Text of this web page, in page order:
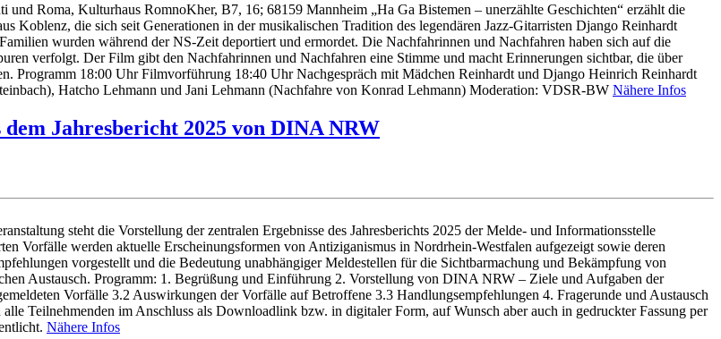
Roma, Kulturhaus RomnoKher, B7, 16; 68159 Mannheim „Ha Ga Bistemen – unerzählte Geschichten“ erzählt die
Koblenz, die sich seit Generationen in der musikalischen Tradition des legendären Jazz-Gitarristen Django Reinhardt
wurden während der NS-Zeit deportiert und ermordet. Die Nachfahrinnen und Nachfahren haben sich auf die
verfolgt. Der Film gibt den Nachfahrinnen und Nachfahren eine Stimme und macht Erinnerungen sichtbar, die über
Programm 18:00 Uhr Filmvorführung 18:40 Uhr Nachgespräch mit Mädchen Reinhardt und Django Heinrich Reinhardt
Hatcho Lehmann und Jani Lehmann (Nachfahre von Konrad Lehmann) Moderation: VDSR-BW Nähere Infos
Jahresbericht 2025 von DINA NRW
steht die Vorstellung der zentralen Ergebnisse des Jahresberichts 2025 der Melde- und Informationsstelle
Vorfälle werden aktuelle Erscheinungsformen von Antiziganismus in Nordrhein-Westfalen aufgezeigt sowie deren
vorgestellt und die Bedeutung unabhängiger Meldestellen für die Sichtbarmachung und Bekämpfung von
Austausch. Programm: 1. Begrüßung und Einführung 2. Vorstellung von DINA NRW – Ziele und Aufgaben der
Vorfälle 3.2 Auswirkungen der Vorfälle auf Betroffene 3.3 Handlungsempfehlungen 4. Fragerunde und Austausch
Teilnehmenden im Anschluss als Downloadlink bzw. in digitaler Form, auf Wunsch aber auch in gedruckter Fassung per
Nähere Infos